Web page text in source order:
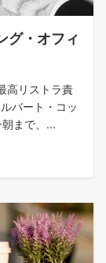
グ・オフィ
高リストラ責
バート・コッ
まで、...